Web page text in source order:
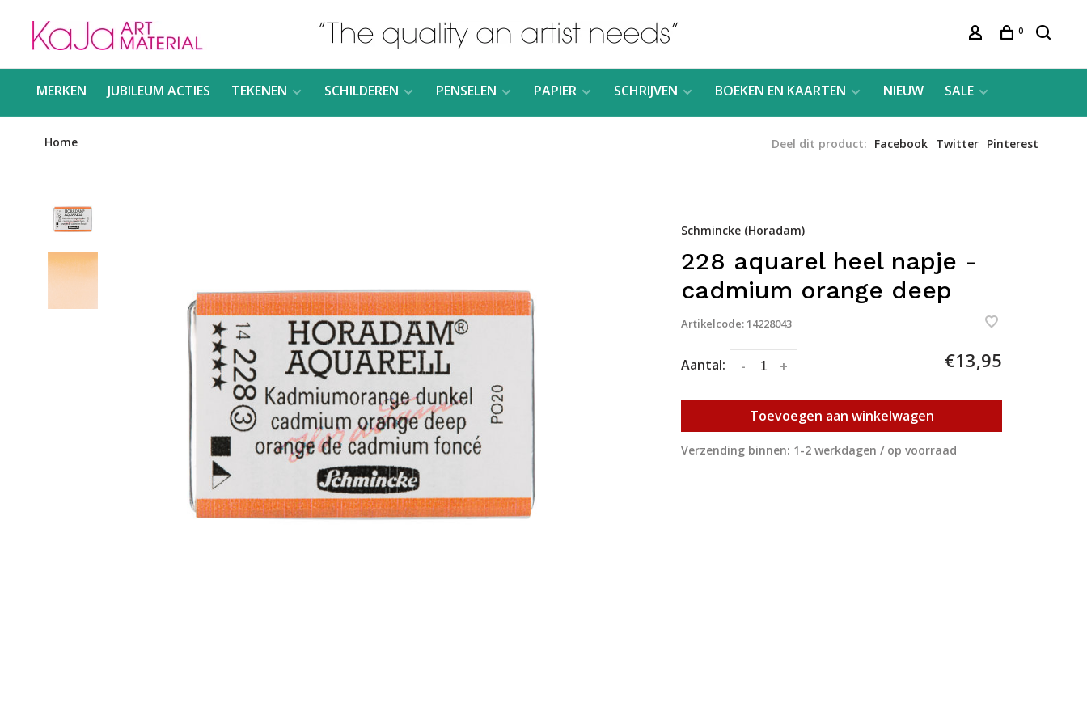
0
MERKEN JUBILEUM ACTIES TEKENEN SCHILDEREN PENSELEN PAPIER SCHRIJVEN BOEKEN EN KAARTEN NIEUW SALE
Home Deel dit product: Facebook Twitter Pinterest
Schmincke (Horadam)
228 aquarel heel napje -
cadmium orange deep
Artikelcode:14228043
Aantal: +
- €13,95
Toevoegen aan winkelwagen
Verzending binnen: 1-2 werkdagen / op voorraad